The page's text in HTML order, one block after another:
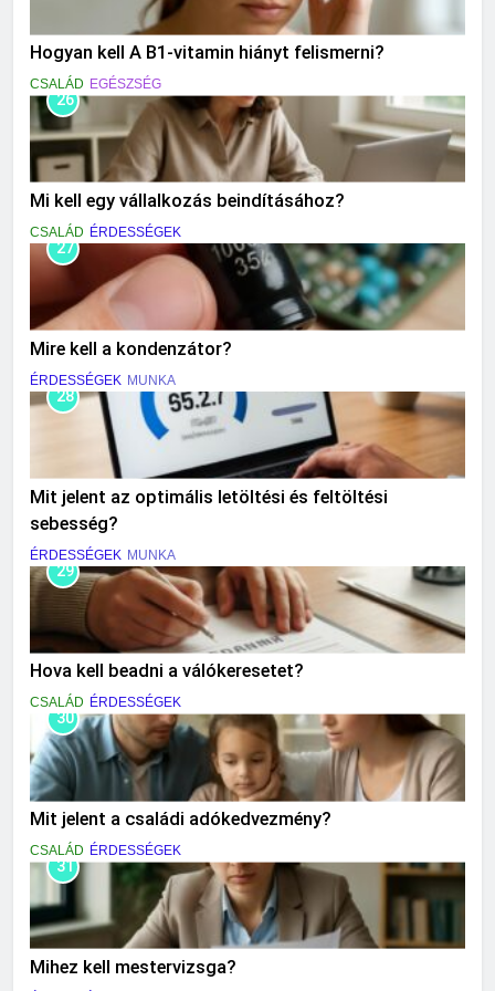
Hogyan kell A B1-vitamin hiányt felismerni?
CSALÁD EGÉSZSÉG
26
Mi kell egy vállalkozás beindításához?
CSALÁD ÉRDESSÉGEK
27
Mire kell a kondenzátor?
ÉRDESSÉGEK MUNKA
28
Mit jelent az optimális letöltési és feltöltési
sebesség?
ÉRDESSÉGEK MUNKA
29
Hova kell beadni a válókeresetet?
CSALÁD ÉRDESSÉGEK
30
Mit jelent a családi adókedvezmény?
CSALÁD ÉRDESSÉGEK
31
Mihez kell mestervizsga?